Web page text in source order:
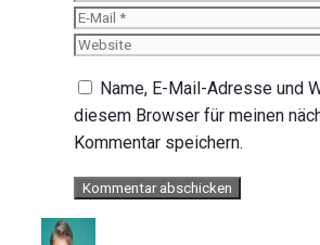
Name, E-Mail-Adresse und
diesem Browser für meinen
Kommentar speichern.